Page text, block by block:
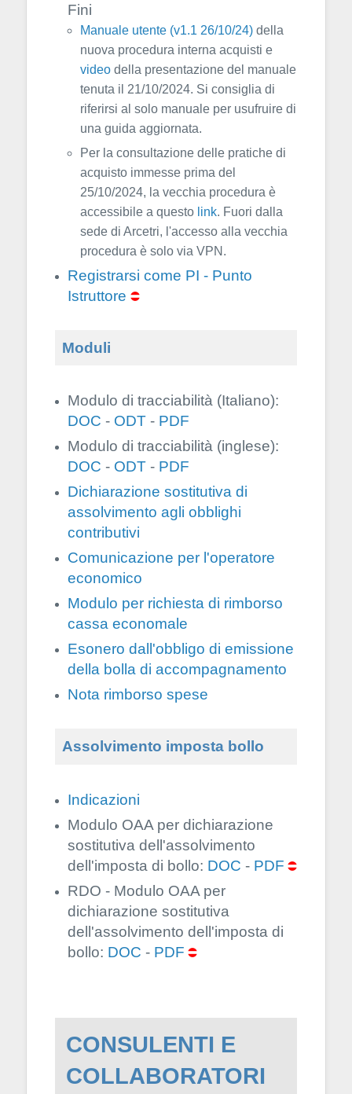
Fini
Manuale utente (v1.1 26/10/24)della
nuova procedura interna acquisti e
videodella presentazione del manuale
tenuta il 21/10/2024. Si consiglia di
riferirsi al solo manuale per usufruire di
una guida aggiornata.
Per la consultazione delle pratiche di
acquisto immesse prima del
25/10/2024, la vecchia procedura è
accessibile a questo link. Fuori dalla
sede di Arcetri, l'accesso alla vecchia
procedura è solo via VPN.
Registrarsi come PI - Punto
Istruttore
Moduli
Modulo di tracciabilità (Italiano):
DOC - ODT- PDF
Modulo di tracciabilità (inglese):
DOC - ODT- PDF
Dichiarazione sostitutiva di
assolvimento agli obblighi
contributivi
Comunicazione per l'operatore
economico
Modulo per richiesta di rimborso
cassa economale
Esonero dall'obbligo di emissione
della bolla di accompagnamento
Nota rimborso spese
Assolvimento imposta bollo
Indicazioni
Modulo OAA per dichiarazione
sostitutiva dell'assolvimento
dell'imposta di bollo: DOC - PDF
RDO - Modulo OAA per
dichiarazione sostitutiva
dell'assolvimento dell'imposta di
bollo: DOC - PDF
CONSULENTI E
COLLABORATORI